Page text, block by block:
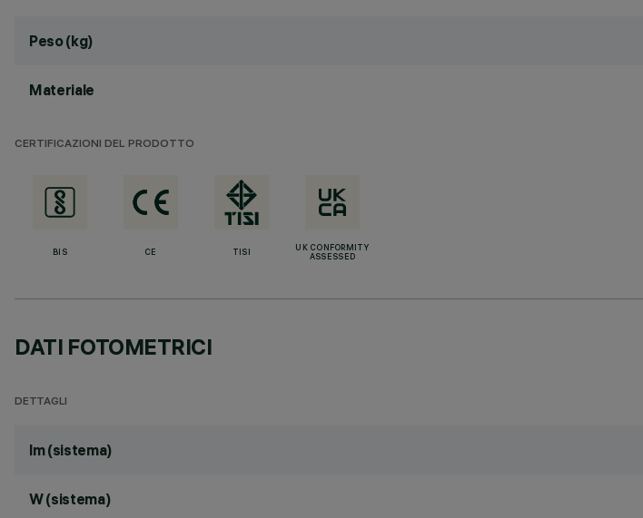
Peso (kg)
Materiale
CERTIFICAZIONI DEL PRODOTTO
BIS CE TISI
UK CONFORMITY
ASSESSED
DATI FOTOMETRICI
DETTAGLI
lm (sistema)
W (sistema)